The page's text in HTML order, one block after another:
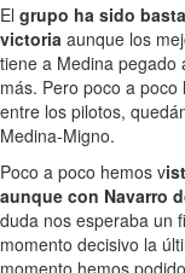
El grupo ha sido
victoria aunque los
tiene a Medina pegado
más. Pero poco a
entre los pilotos,
Medina-Migno.
Poco a poco hemos v
aunque con Navarro
duda nos esperaba un
momento decisivo la
momento hemos